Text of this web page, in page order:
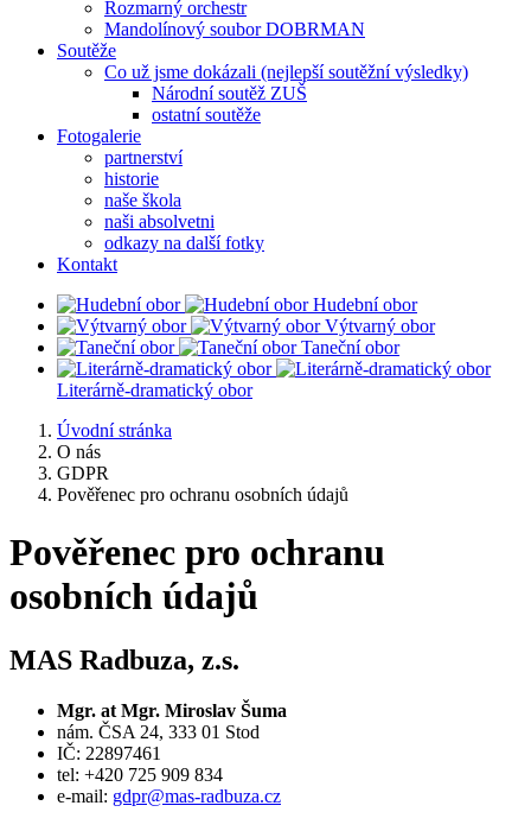
Rozmarný orchestr
Mandolínový soubor DOBRMAN
Soutěže
Co už jsme dokázali (nejlepší soutěžní výsledky)
Národní soutěž ZUŠ
ostatní soutěže
Fotogalerie
partnerství
historie
naše škola
naši absolvetni
odkazy na další fotky
Kontakt
Hudební obor
Výtvarný obor
Taneční obor
Literárně-dramatický obor
Úvodní stránka
O nás
GDPR
Pověřenec pro ochranu osobních údajů
Pověřenec pro ochranu
osobních údajů
MAS Radbuza, z.s.
Mgr. at Mgr. Miroslav Šuma
nám. ČSA 24, 333 01 Stod
IČ: 22897461
tel: +420 725 909 834
e-mail: gdpr@mas-radbuza.cz